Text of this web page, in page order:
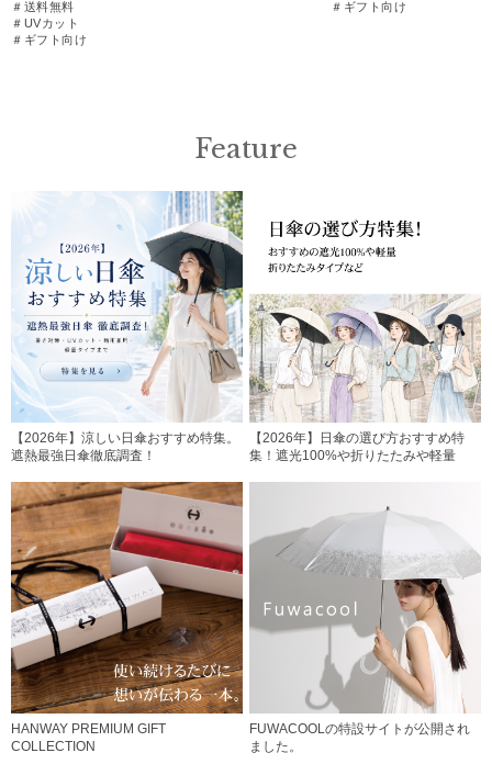
＃送料無料
＃UVカット
＃ギフト向け
＃ギフト向け
Feature
【2026年】涼しい日傘おすすめ特集。
遮熱最強日傘徹底調査！
【2026年】日傘の選び方おすすめ特
集！遮光100%や折りたたみや軽量
HANWAY PREMIUM GIFT
COLLECTION
FUWACOOLの特設サイトが公開され
ました。